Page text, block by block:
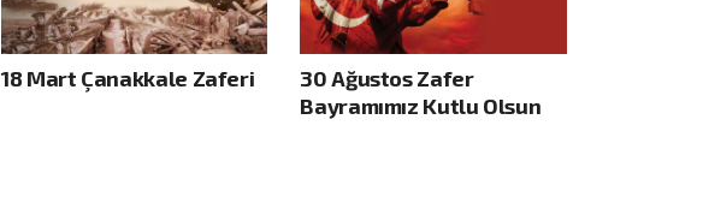
18 Mart Çanakkale Zaferi
30 Ağustos Zafer
Bayramımız Kutlu Olsun